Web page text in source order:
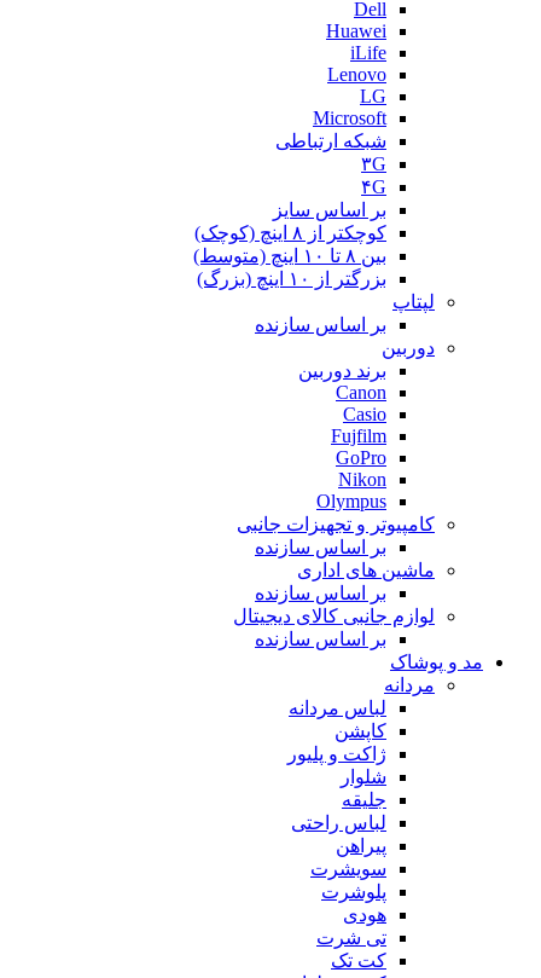
Dell
Huawei
iLife
Lenovo
LG
Microsoft
شبکه ارتباطی
۳G
۴G
بر اساس سایز
کوچکتر از ۸ اینچ (کوچک)
بین ۸ تا ۱۰ اینچ (متوسط)
بزرگتر از ۱۰ اینچ (بزرگ)
لپتاپ
بر اساس سازنده
دوربین
برند دوربین
Canon
Casio
Fujfilm
GoPro
Nikon
Olympus
کامپیوتر و تجهیزات جانبی
بر اساس سازنده
ماشین های اداری
بر اساس سازنده
لوازم جانبی کالای دیجیتال
بر اساس سازنده
مد و پوشاک
مردانه
لباس مردانه
کاپشن
ژاکت و پلیور
شلوار
جلیقه
لباس راحتی
پیراهن
سویشرت
پلوشرت
هودی
تی شرت
کت تک